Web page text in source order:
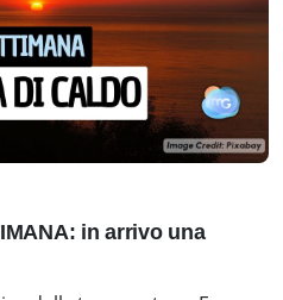
in arrivo una